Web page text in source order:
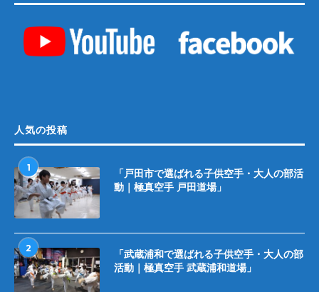
人気の投稿
1
「戸田市で選ばれる子供空手・大人の部活
動｜極真空手 戸田道場」
2
「武蔵浦和で選ばれる子供空手・大人の部
活動｜極真空手 武蔵浦和道場」